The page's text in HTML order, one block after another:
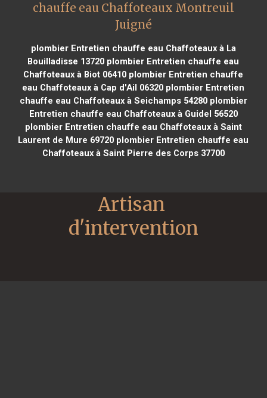
chauffe eau Chaffoteaux Montreuil
Juigné
plombier Entretien chauffe eau Chaffoteaux à La
Bouilladisse 13720 plombier Entretien chauffe eau
Chaffoteaux à Biot 06410 plombier Entretien chauffe
eau Chaffoteaux à Cap d'Ail 06320 plombier Entretien
chauffe eau Chaffoteaux à Seichamps 54280plombier
Entretien chauffe eau Chaffoteaux à Guidel 56520
plombier Entretien chauffe eau Chaffoteaux à Saint
Laurent de Mure 69720 plombier Entretien chauffe eau
Chaffoteaux à Saint Pierre des Corps 37700
Artisan
d'intervention